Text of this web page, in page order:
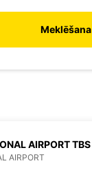
Meklēšana
AIRPORT TBS
AIRPORT